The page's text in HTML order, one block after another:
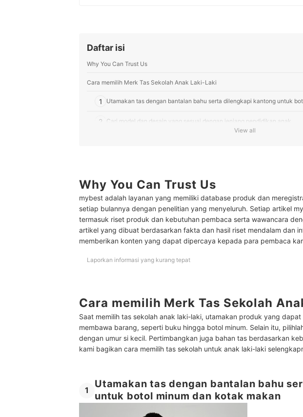
Daftar isi
Why You Can Trust Us
Cara memilih Merk Tas Sekolah Anak Laki-Laki
1 Utamakan tas dengan bantalan bahu serta dilengkapi kantong untuk
2 Cari model dan desain yang sesuai dengan jenjang pendidikan anak
Baca juga rekomendasi tas lainnya untuk anak di sini
View all
Why You Can Trust Us
mybest adalah layanan yang memiliki database produk dan
setiap bulannya dengan penelitian yang menyeluruh. Setiap artikel
termasuk riset produk dan kebutuhan pembaca serta wawancara
artikel yang dibuat berdasarkan fakta dan hasil riset mendalam dan
memberikan konten yang dapat dipercaya kepada para pembaca
Laporkan informasi yang kurang tepat
Cara memilih Merk Tas Sekolah
Saat memilih tas sekolah anak laki-laki, utamakan produk yang
membawa barang, seperti buku hingga botol minum. Selain itu,
dengan umur si kecil. Pertimbangkan juga bahan tas berdasarkan
kami bagikan cara memilih tas sekolah untuk anak laki-laki
1
Utamakan tas dengan bantalan bahu
untuk botol minum dan kotak makan